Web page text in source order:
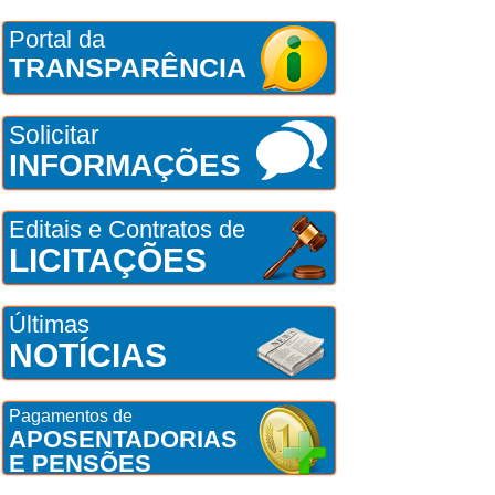
Portal da
TRANSPARÊNCIA
Solicitar
INFORMAÇÕES
Editais e Contratos de
LICITAÇÕES
Últimas
NOTÍCIAS
Pagamentos de
APOSENTADORIAS
E PENSÕES